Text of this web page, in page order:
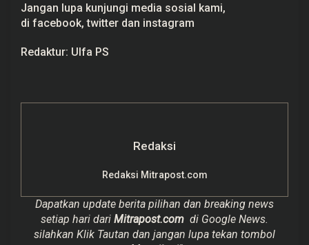
Jangan lupa kunjungi media sosial kami,
di facebook,twitter dan instagram
Redaktur: Ulfa PS
Redaksi
Redaksi Mitrapost.com
Dapatkan update berita pilihan dan breaking news
setiap hari dari Mitrapost.com di Google News.
silahkan Klik Tautan dan jangan lupa tekan tombol